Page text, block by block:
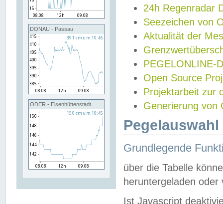
DONAU - Passau
ODER - Eisenhüttenstadt
24h Regenradar
Seezeichen von
Aktualität der
PEGELONLINE-
Open Source
Projektarbeit zur
Generierung von
Grundlegende
über die Tabelle
heruntergeladen oder
Ist Javascript